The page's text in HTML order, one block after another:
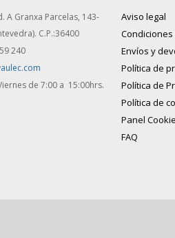
A Granxa Parcelas, 143-
C.P.:36400
240
de 7:00 a 15:00hrs.
Aviso legal
Envíos y
Política de
Política de
Política de
Panel
FAQ